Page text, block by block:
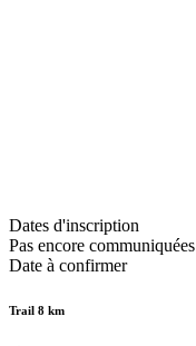
Dates d'inscription
Pas encore communiquées
Date à confirmer
Trail 8 km